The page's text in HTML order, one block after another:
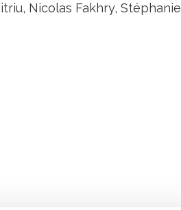
Nicolas Fakhry, Stéphanie